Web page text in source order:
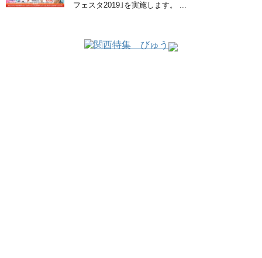
フェスタ2019｣を実施します。 ...